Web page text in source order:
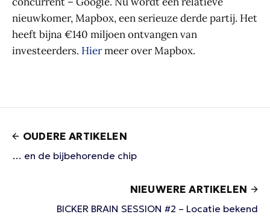
nieuwkomer, Mapbox, een serieuze derde partij. Het
heeft bijna €140 miljoen ontvangen van
investeerders. Hiermeer over Mapbox.
OUDERE ARTIKELEN
… en de bijbehorende chip
NIEUWERE ARTIKELEN
BICKER BRAIN SESSION #2 – Locatie bekend